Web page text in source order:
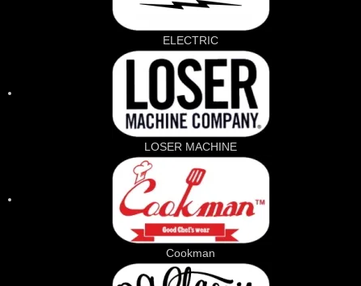
ELECTRIC
LOSER MACHINE
Cookman